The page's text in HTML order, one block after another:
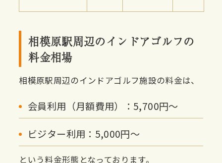
相模原駅周辺のインドアゴルフの
料金相場
相模原駅周辺のインドアゴルフ施設の料金は、
会員利用（月額費用）：5,700円〜
ビジター利用：5,000円〜
という料金形態となっております。